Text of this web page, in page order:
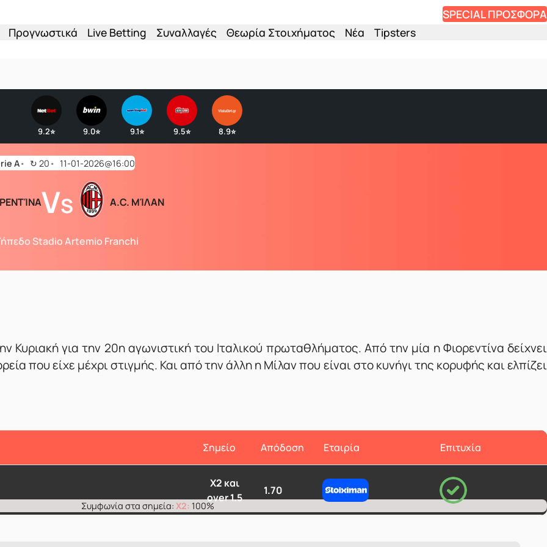
SPECIAL ΠΡΟΣΦΟΡΑ
Προγνωστικά Live Betting Συναλλαγές Θεωρία Στοιχήματος Νέα Tipsters
9.2⭐ 9.0⭐ 9.1⭐ 9.5⭐ 8.9⭐
A ↻ 20 11-01-2026@16:00
VS A.C. ΜΊΛΑΝ
Stadio Artemio Franchi
Κυριακή για την 20η αγωνιστική του Ιταλικού πρωταθλήματος. Από την μία η Φιορεντίνα δείχνει
που είχε μέχρι στιγμής. Και από την άλλη η Μίλαν που είναι στο κυνήγι της κορυφής και ελπίζει
Σημείο Απόδοση Εταιρία Επιτυχία
X2 και
over 1.5
1.70
X2: 100%